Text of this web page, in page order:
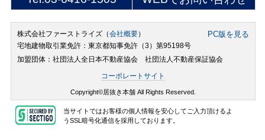
株式会社ファーストライズ（会社概要） PC版を見る
宅地建物取引業免許：東京都知事免許（3）第95198号
加盟団体：社団法人全日本不動産協会 社団法人不動産保証協会
コーポレートサイト
Copyright©居抜き本舗 All Rights Reserved.
当サイトではお客様の個人情報を安心してご入力頂けるよ
うSSL暗号化通信を採用しております。